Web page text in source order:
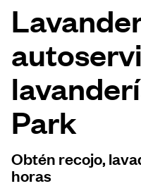
Precios y
Quiénes
Park
Obtén recojo,
horas